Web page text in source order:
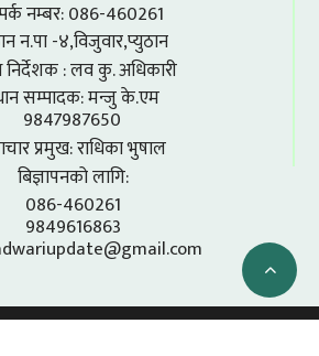
नम्बर: 086-460261
न.पा -४,विजुवार,प्युठान
निर्देशक : लव कु. अधिकारी
सम्पादक: मन्जु के.एम
9847987650
प्रमुख: राधिका भुषाल
बिज्ञापनको लागि:
086-460261
9849616863